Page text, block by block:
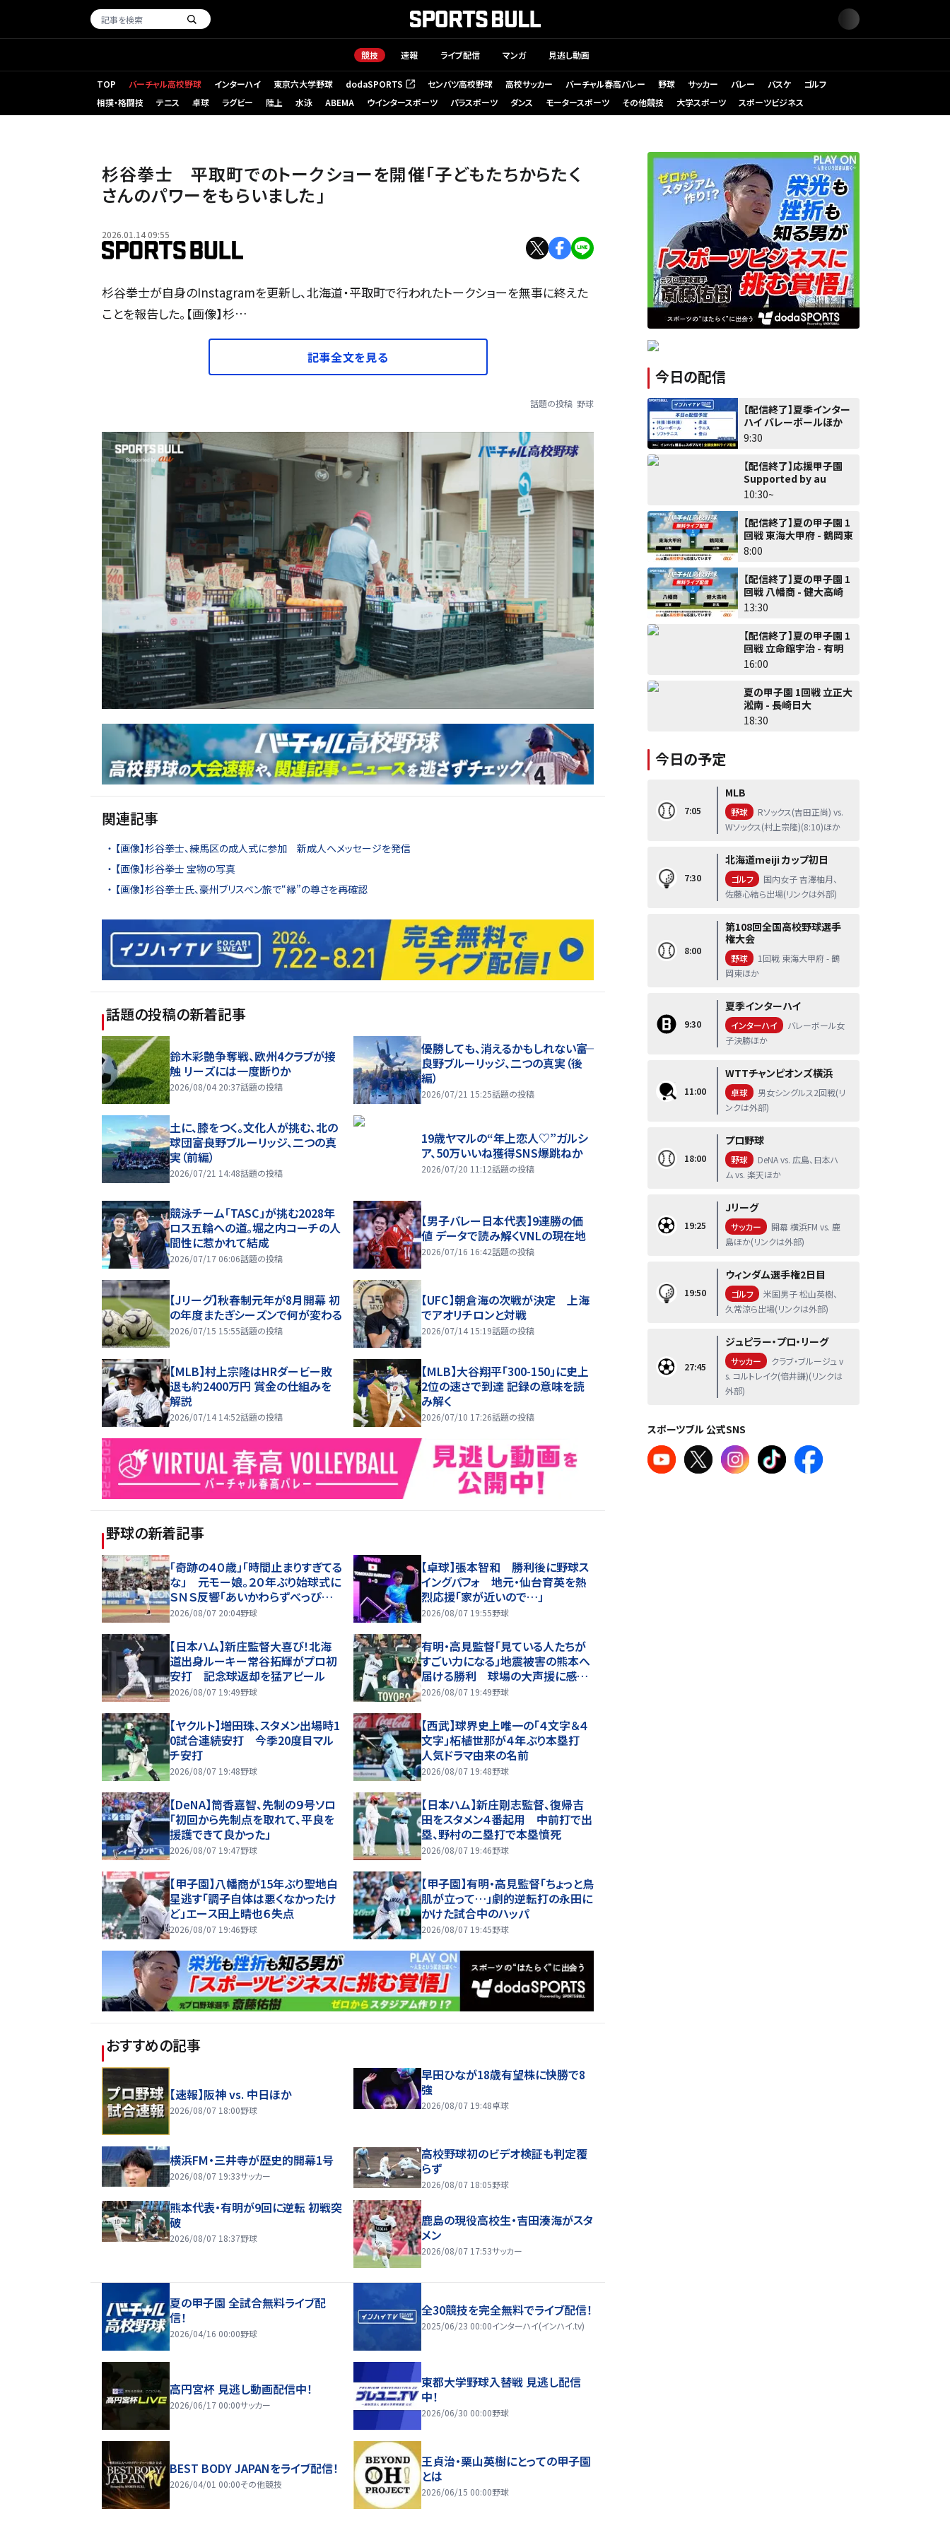
競技 速報 ライブ配信 マンガ 見逃し動画
TOP バーチャル高校野球 インターハイ 東京六大学野球 dodaSPORTS
（新しいタブで開く） センバツ高校野球 高校サッカー バーチャル春高バレー 野球 サッカー バレー バスケ
ゴルフ
相撲・格闘技
テニス 卓球 ラグビー 陸上 水泳 ABEMA ウインタースポーツ パラスポーツ ダンス モータースポーツ その他競技 大学スポーツ スポーツビジネス
杉谷拳士 平取町でのトークショーを開催「子どもたちからたく
さんのパワーをもらいました」
2026.01.14 09:55
杉谷拳士が自身のInstagramを更新し、北海道・平取町で行われたトークショーを無事に終えた
ことを報告した。【画像】杉…
記事全文を見る
話題の投稿 野球
関連記事
【画像】杉谷拳士、練馬区の成人式に参加 新成人へメッセージを発信
【画像】杉谷拳士 宝物の写真
【画像】杉谷拳士氏、豪州ブリスベン旅で“縁”の尊さを再確認
話題の投稿の新着記事
鈴木彩艶争奪戦、欧州4クラブが接
触 リーズには一度断りか
2026/08/04 20:37話題の投稿
優勝しても、消えるかもしれない――富
良野ブルーリッジ、二つの真実（後
編）
2026/07/21 15:25話題の投稿
土に、膝をつく。文化人が挑む、北の
球団――富良野ブルーリッジ、二つの真
実（前編）
2026/07/21 14:48話題の投稿
19歳ヤマルの“年上恋人♡”ガルシ
ア、50万いいね獲得SNS爆跳ねか
2026/07/20 11:12話題の投稿
競泳チーム「TASC」が挑む2028年
ロス五輪への道。堀之内コーチの人
間性に惹かれて結成
2026/07/17 06:06話題の投稿
【男子バレー日本代表】9連勝の価
値 データで読み解くVNLの現在地
2026/07/16 16:42話題の投稿
【Jリーグ】秋春制元年が8月開幕 初
の年度またぎシーズンで何が変わる
2026/07/15 15:55話題の投稿
【UFC】朝倉海の次戦が決定 上海
でアオリチロンと対戦
2026/07/14 15:19話題の投稿
【MLB】村上宗隆はHRダービー敗
退も約2400万円 賞金の仕組みを
解説
2026/07/14 14:52話題の投稿
【MLB】大谷翔平「300-150」に史上
2位の速さで到達 記録の意味を読
み解く
2026/07/10 17:26話題の投稿
野球の新着記事
「奇跡の４０歳」「時間止まりすぎてる
な」 元モー娘。２０年ぶり始球式に
ＳＮＳ反響「あいかわらずべっぴんさ
んじゃのう」「お美しかった…」
2026/08/07 20:04野球
【卓球】張本智和 勝利後に野球ス
イングパフォ 地元・仙台育英を熱
烈応援「家が近いので…」
2026/08/07 19:55野球
【日本ハム】新庄監督大喜び！北海
道出身ルーキー常谷拓輝がプロ初
安打 記念球返却を猛アピール
2026/08/07 19:49野球
有明・高見監督「見ている人たちが
すごい力になる」地震被害の熊本へ
届ける勝利 球場の大声援に感謝
「全員が手をたたいてくれて。涙出そ
2026/08/07 19:49野球
【ヤクルト】増田珠、スタメン出場時1
0試合連続安打 今季20度目マル
チ安打
2026/08/07 19:48野球
【西武】球界史上唯一の「４文字＆４
文字」柘植世那が４年ぶり本塁打
人気ドラマ由来の名前
2026/08/07 19:48野球
【DeNA】筒香嘉智、先制の９号ソロ
「初回から先制点を取れて、平良を
援護できて良かった」
2026/08/07 19:47野球
【日本ハム】新庄剛志監督、復帰吉
田をスタメン４番起用 中前打で出
塁、野村の二塁打で本塁憤死
2026/08/07 19:46野球
【甲子園】八幡商が15年ぶり聖地白
星逃す「調子自体は悪くなかったけ
ど」エース田上晴也６失点
2026/08/07 19:46野球
【甲子園】有明・高見監督「ちょっと鳥
肌が立って…」劇的逆転打の永田に
かけた試合中のハッパ
2026/08/07 19:45野球
おすすめの記事
【速報】阪神 vs. 中日ほか
2026/08/07 18:00野球
早田ひなが18歳有望株に快勝で8
強
2026/08/07 19:48卓球
横浜FM・三井寺が歴史的開幕1号
2026/08/07 19:33サッカー
高校野球初のビデオ検証も判定覆
らず
2026/08/07 18:05野球
熊本代表・有明が9回に逆転 初戦突
破
2026/08/07 18:37野球
鹿島の現役高校生・吉田湊海がスタ
メン
2026/08/07 17:53サッカー
夏の甲子園 全試合無料ライブ配
信！
2026/04/16 00:00野球
全30競技を完全無料でライブ配信！
2025/06/23 00:00インターハイ(インハイ.tv)
高円宮杯 見逃し動画配信中！
2026/06/17 00:00サッカー
東都大学野球入替戦 見逃し配信
中！
2026/06/30 00:00野球
BEST BODY JAPANをライブ配信！
2026/04/01 00:00その他競技
王貞治・栗山英樹にとっての甲子園
とは
2026/06/15 00:00野球
今日の配信
【配信終了】夏季インター
ハイ バレーボールほか
9:30
【配信終了】応援甲子園
Supported by au
10:30~
【配信終了】夏の甲子園 1
回戦 東海大甲府 - 鶴岡東
8:00
【配信終了】夏の甲子園 1
回戦 八幡商 - 健大高崎
13:30
【配信終了】夏の甲子園 1
回戦 立命館宇治 - 有明
16:00
夏の甲子園 1回戦 立正大
淞南 - 長崎日大
18:30
今日の予定
7:05
MLB
野球
Rソックス(吉田正尚) vs.
Wソックス(村上宗隆)(8:10)ほか
7:30
北海道meiji カップ初日
ゴルフ
国内女子 吉澤柚月、
佐藤心結ら出場(リンクは外部)
8:00
第108回全国高校野球選手
権大会
野球
1回戦 東海大甲府 - 鶴
岡東ほか
9:30
夏季インターハイ
インターハイ
バレーボール女
子決勝ほか
11:00
WTTチャンピオンズ横浜
卓球
男女シングルス2回戦(リ
ンクは外部)
18:00
プロ野球
野球
DeNA vs. 広島、日本ハ
ム vs. 楽天ほか
19:25
Jリーグ
サッカー
開幕 横浜FM vs. 鹿
島ほか(リンクは外部)
19:50
ウィンダム選手権2日目
ゴルフ
米国男子 松山英樹、
久常涼ら出場(リンクは外部)
27:45
ジュピラー・プロ・リーグ
サッカー
クラブ・ブルージュ v
s. コルトレイク(倍井謙)(リンクは
外部)
スポーツブル 公式SNS